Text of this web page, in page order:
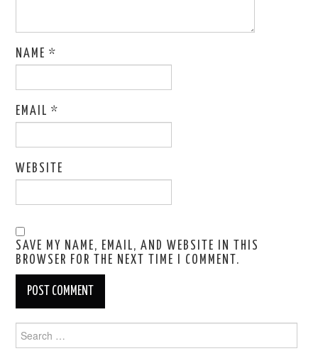
NAME*
EMAIL*
WEBSITE
SAVE MY NAME, EMAIL, AND WEBSITE IN THIS
BROWSER FOR THE NEXT TIME I COMMENT.
Search
for: